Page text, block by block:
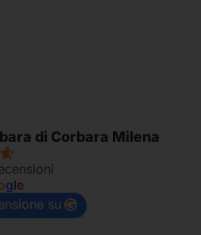
di Corbara Milena
gle
su